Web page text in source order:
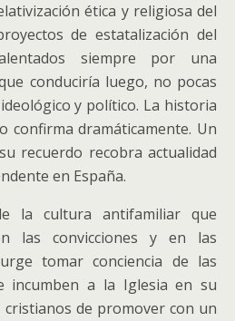
ética y religiosa del
de estatalización del
siempre por una
conduciría luego, no pocas
y político. La historia
confirma dramáticamente. Un
recuerdo recobra actualidad
en España.
la cultura antifamiliar que
las convicciones y en las
tomar conciencia de las
incumben a la Iglesia en su
de promover con un